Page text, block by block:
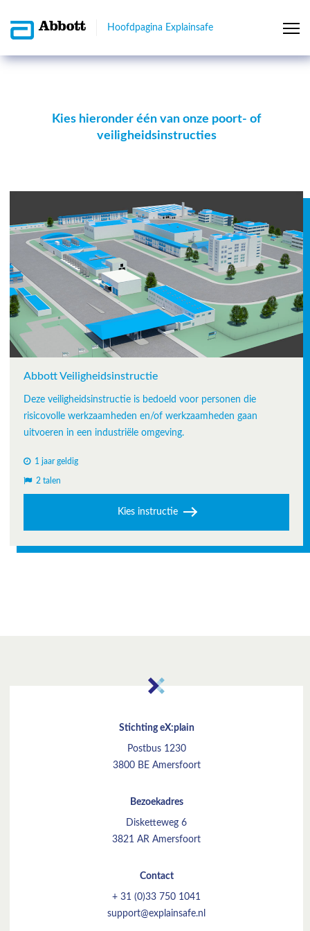
Hoofdpagina Explainsafe
Kies hieronder één van onze poort- of
veiligheidsinstructies
Abbott Veiligheidsinstructie
Deze veiligheidsinstructie is bedoeld voor personen die
risicovolle werkzaamheden en/of werkzaamheden gaan
uitvoeren in een industriële omgeving.
1 jaar geldig
2 talen
Kies instructie
Stichting eX:plain
Postbus 1230
3800 BE Amersfoort
Bezoekadres
Disketteweg 6
3821 AR Amersfoort
Contact
+ 31 (0)33 750 1041
support@explainsafe.nl